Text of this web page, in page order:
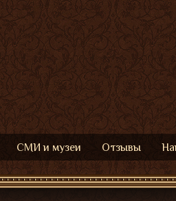
СМИ и музеи Отзывы